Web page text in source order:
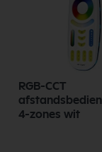
RGB-CCT
4-zones wit